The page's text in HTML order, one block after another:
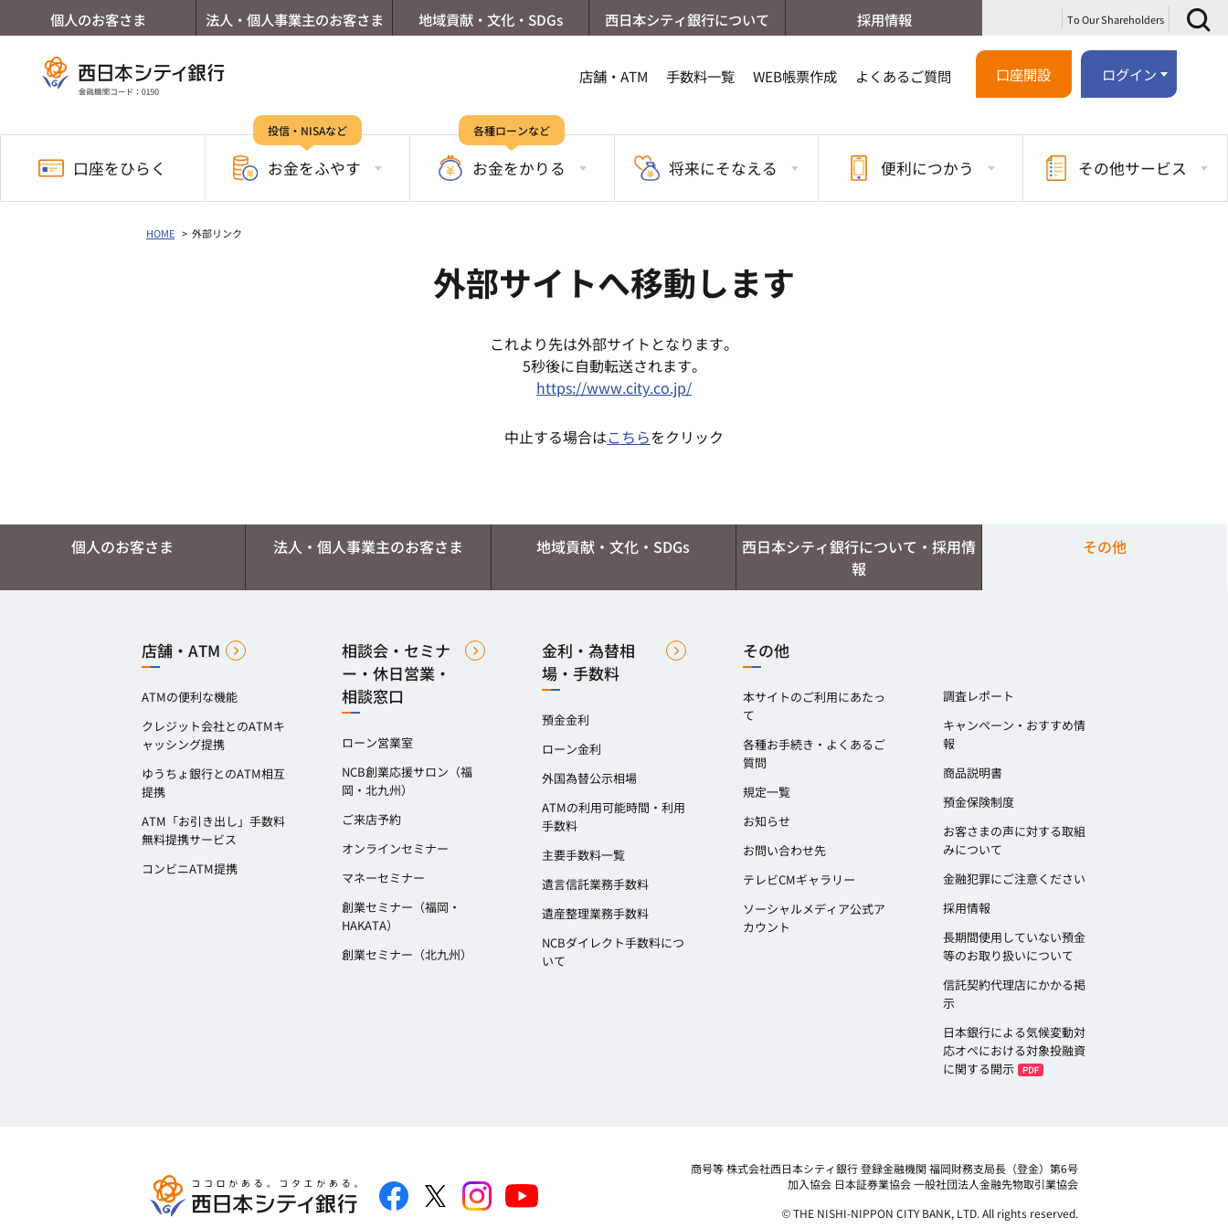
個人のお客さま 法人・個人事業主のお客さま 地域貢献・文化・SDGs 西日本シティ銀行について 採用情報 To Our Shareholders
店舗・ATM 手数料一覧 WEB帳票作成 よくあるご質問 口座開設 ログイン
口座をひらく
投信・NISAなど
お金をふやす
各種ローンなど
お金をかりる 将来にそなえる 便利につかう その他サービス
HOME 外部リンク
外部サイトへ移動します
これより先は外部サイトとなります。
5秒後に自動転送されます。
https://www.city.co.jp/
中止する場合はこちらをクリック
個人のお客さま 法人・個人事業主のお客さま 地域貢献・文化・SDGs
西日本シティ銀行について・採用情
報
その他
店舗・ATM
ATMの便利な機能
クレジット会社とのATMキ
ャッシング提携
ゆうちょ銀行とのATM相互
提携
ATM「お引き出し」手数料
無料提携サービス
コンビニATM提携
相談会・セミナ
ー・休日営業・
相談窓口
ローン営業室
NCB創業応援サロン（福
岡・北九州）
ご来店予約
オンラインセミナー
マネーセミナー
創業セミナー（福岡・
HAKATA）
創業セミナー（北九州）
金利・為替相
場・手数料
預金金利
ローン金利
外国為替公示相場
ATMの利用可能時間・利用
手数料
主要手数料一覧
遺言信託業務手数料
遺産整理業務手数料
NCBダイレクト手数料につ
いて
その他
本サイトのご利用にあたっ
て
各種お手続き・よくあるご
質問
規定一覧
お知らせ
お問い合わせ先
テレビCMギャラリー
ソーシャルメディア公式ア
カウント
調査レポート
キャンペーン・おすすめ情
報
商品説明書
預金保険制度
お客さまの声に対する取組
みについて
金融犯罪にご注意ください
採用情報
長期間使用していない預金
等のお取り扱いについて
信託契約代理店にかかる掲
示
日本銀行による気候変動対
応オペにおける対象投融資
に関する開示
商号等株式会社西日本シティ銀行 登録金融機関 福岡財務支局長（登金）第6号
加入協会 日本証券業協会 一般社団法人金融先物取引業協会
© THE NISHI-NIPPON CITY BANK, LTD. All rights reserved.